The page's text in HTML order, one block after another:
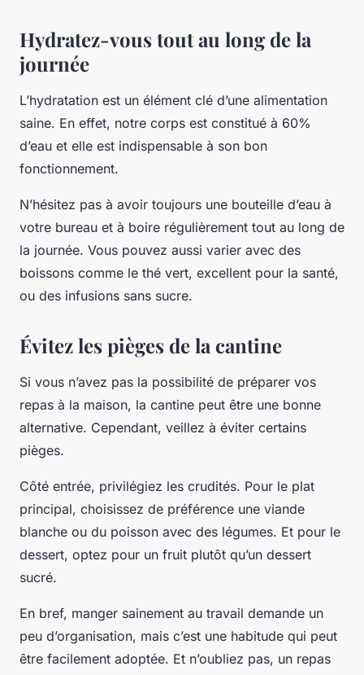
Hydratez-vous tout au long de la
journée
L’hydratation est un élément clé d’une alimentation
saine. En effet, notre corps est constitué à 60%
d’eau et elle est indispensable à son bon
fonctionnement.
N’hésitez pas à avoir toujours une bouteille d’eau à
votre bureau et à boire régulièrement tout au long de
la journée. Vous pouvez aussi varier avec des
boissons comme le thé vert, excellent pour la santé,
ou des infusions sans sucre.
Évitez les pièges de la cantine
Si vous n’avez pas la possibilité de préparer vos
repas à la maison, la cantine peut être une bonne
alternative. Cependant, veillez à éviter certains
pièges.
Côté entrée, privilégiez les crudités. Pour le plat
principal, choisissez de préférence une viande
blanche ou du poisson avec des légumes. Et pour le
dessert, optez pour un fruit plutôt qu’un dessert
sucré.
En bref, manger sainement au travail demande un
peu d’organisation, mais c’est une habitude qui peut
être facilement adoptée. Et n’oubliez pas, un repas